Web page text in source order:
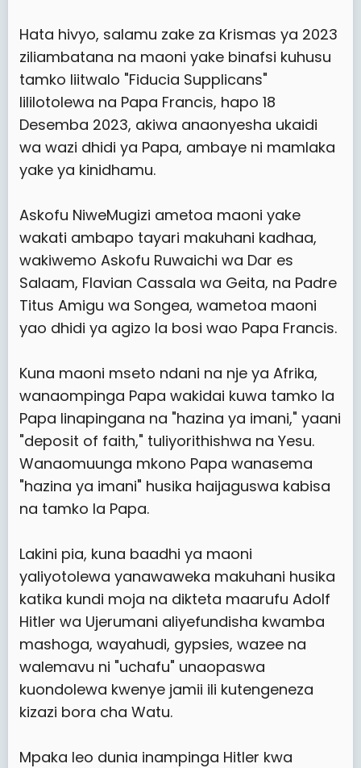
Hata hivyo, salamu zake za Krismas ya 2023
ziliambatana na maoni yake binafsi kuhusu
tamko liitwalo "Fiducia Supplicans"
lililotolewa na Papa Francis, hapo 18
Desemba 2023, akiwa anaonyesha ukaidi
wa wazi dhidi ya Papa, ambaye ni mamlaka
yake ya kinidhamu.
Askofu NiweMugizi ametoa maoni yake
wakati ambapo tayari makuhani kadhaa,
wakiwemo Askofu Ruwaichi wa Dar es
Salaam, Flavian Cassala wa Geita, na Padre
Titus Amigu wa Songea, wametoa maoni
yao dhidi ya agizo la bosi wao Papa Francis.
Kuna maoni mseto ndani na nje ya Afrika,
wanaompinga Papa wakidai kuwa tamko la
Papa linapingana na "hazina ya imani," yaani
"deposit of faith," tuliyorithishwa na Yesu.
Wanaomuunga mkono Papa wanasema
"hazina ya imani" husika haijaguswa kabisa
na tamko la Papa.
Lakini pia, kuna baadhi ya maoni
yaliyotolewa yanawaweka makuhani husika
katika kundi moja na dikteta maarufu Adolf
Hitler wa Ujerumani aliyefundisha kwamba
mashoga, wayahudi, gypsies, wazee na
walemavu ni "uchafu" unaopaswa
kuondolewa kwenye jamii ili kutengeneza
kizazi bora cha Watu.
Mpaka leo dunia inampinga Hitler kwa